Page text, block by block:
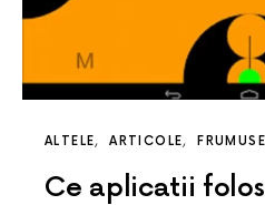
ALTELE ARTICOLE
Ce aplicatii